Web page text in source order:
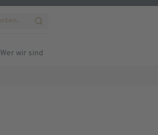
Wer wir sind